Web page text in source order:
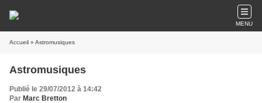
MENU
Accueil » Astromusiques
Astromusiques
Publié le 29/07/2012 à 14:42
Par Marc Bretton